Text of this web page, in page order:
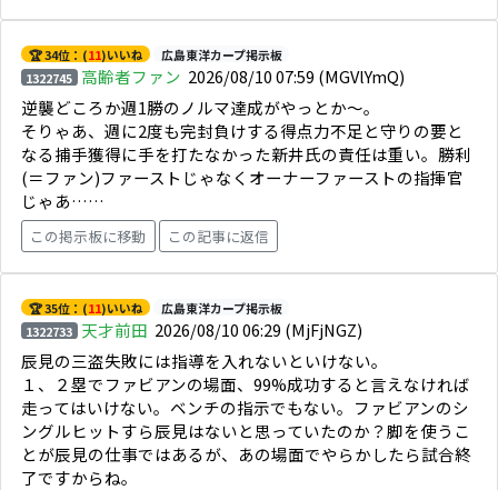
🏆 34位：(11)いいね
広島東洋カープ掲示板
1322745 高齢者ファン 2026/08/10 07:59 (MGVlYmQ)
逆襲どころか週1勝のノルマ達成がやっとか～。
そりゃあ、週に2度も完封負けする得点力不足と守りの要と
なる捕手獲得に手を打たなかった新井氏の責任は重い。勝利
(＝ファン)ファーストじゃなくオーナーファーストの指揮官
じゃあ……
この掲示板に移動 この記事に返信
🏆 35位：(11)いいね
広島東洋カープ掲示板
1322733 天才前田 2026/08/10 06:29 (MjFjNGZ)
辰見の三盗失敗には指導を入れないといけない。
１、２塁でファビアンの場面、99%成功すると言えなければ
走ってはいけない。ベンチの指示でもない。ファビアンのシ
ングルヒットすら辰見はないと思っていたのか？脚を使うこ
とが辰見の仕事ではあるが、あの場面でやらかしたら試合終
了ですからね。